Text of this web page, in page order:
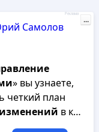
Самолов
» вы узнаете,
четкий план
изменений в к…
Реклама
...